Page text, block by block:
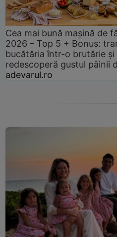
Cea mai bună mașină de
2026 – Top 5 + Bonus:
bucătăria într-o brutărie și
redescoperă gustul pâinii
adevarul.ro